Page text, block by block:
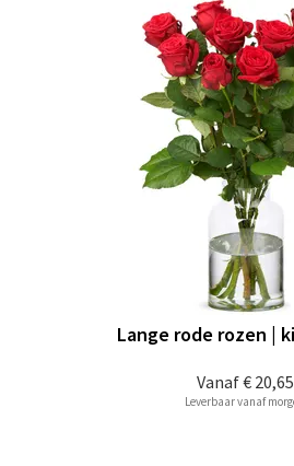
Vanaf€ 20,65
Lange rode rozen |
Leverbaar vanaf